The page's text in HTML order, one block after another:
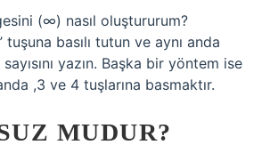
(∞) nasıl oluştururum?
tuşuna basılı tutun ve aynı anda
yazın. Başka bir yöntem ise
,3 ve 4 tuşlarına basmaktır.
MUDUR?